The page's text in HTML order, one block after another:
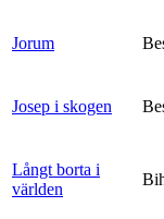
Jorum
Josep i skogen
Långt borta i
världen